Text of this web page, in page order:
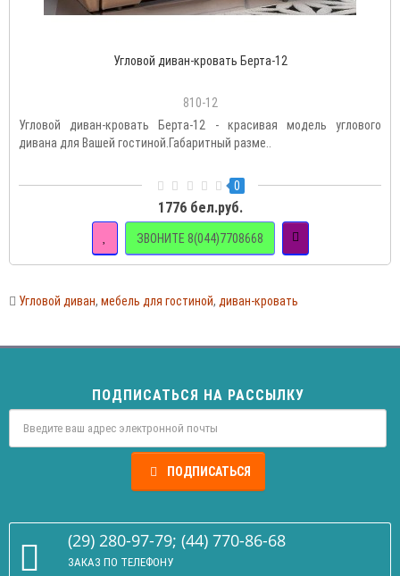
Угловой диван-кровать Берта-12
810-12
Угловой диван-кровать Берта-12 - красивая модель углового
дивана для Вашей гостиной.Габаритный разме..
0
1776 бел.руб.
ЗВОНИТЕ 8(044)7708668
Угловой диван, мебель для гостиной, диван-кровать
ПОДПИСАТЬСЯ НА РАССЫЛКУ
ПОДПИСАТЬСЯ
(29) 280-97-79; (44) 770-86-68
ЗАКАЗ ПО ТЕЛЕФОНУ